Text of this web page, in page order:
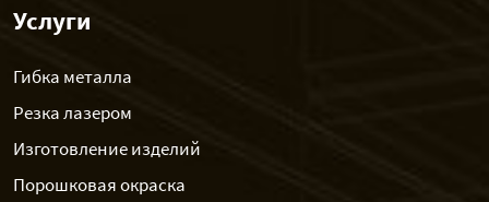
Услуги
Гибка металла
Резка лазером
Изготовление изделий
Порошковая окраска